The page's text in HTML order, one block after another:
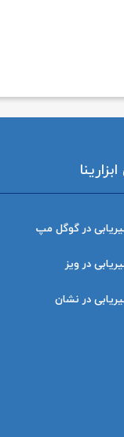
در گوگل مپ
در ویز
در نشان